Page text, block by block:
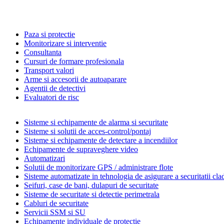
Paza si protectie
Monitorizare si interventie
Consultanta
Cursuri de formare profesionala
Transport valori
Arme si accesorii de autoaparare
Agentii de detectivi
Evaluatori de risc
Sisteme si echipamente de alarma si securitate
Sisteme si solutii de acces-control/pontaj
Sisteme si echipamente de detectare a incendiilor
Echipamente de supraveghere video
Automatizari
Solutii de monitorizare GPS / administrare flote
Sisteme automatizate in tehnologia de asigurare a securitatii
Seifuri, case de bani, dulapuri de securitate
Sisteme de securitate si detectie perimetrala
Cabluri de securitate
Servicii SSM si SU
Echipamente individuale de protectie